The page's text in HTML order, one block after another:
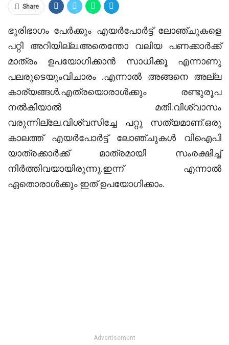
Share
ഭൂരിഭാഗം പേർക്കും എയര്‍പോര്‍ട്ട് ലോഞ്ചുകളെ
പറ്റി അറിയില്ല.അതെന്തോ വലിയ പണക്കാർക്ക്
മാത്രം ഉപയോഗിക്കാൻ സാധിക്കൂ എന്നാണു
പലരുടെയുംവിചാരം .എന്നാൽ അങ്ങനെ അല്ല
കാര്യങ്ങൾ.എത്രയൊരാൾക്കും രണ്ടുരൂപ
നൽകിയാൽ മതി.വിശ്വാസം
വരുന്നില്ലേ.വിശ്വസിച്ചേ പറ്റൂ സത്യമാണ്.ഒരു
കാലത്ത് എയര്‍പോര്‍ട്ട് ലോഞ്ചുകള്‍ വിഐപി
യാത്രക്കാര്‍ക്ക് മാത്രമായി സംരക്ഷിച്ച്‌
നിര്‍ത്തിവയായിരുന്നു.ഇന്ന് എന്നാൽ
ഏതൊരാൾക്കും ഇത് ഉപയോഗിക്കാം.
Advertisement